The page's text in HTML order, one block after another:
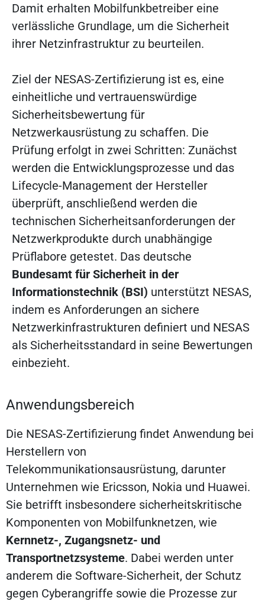
Damit erhalten Mobilfunkbetreiber eine
verlässliche Grundlage, um die Sicherheit
ihrer Netzinfrastruktur zu beurteilen.
Ziel der NESAS-Zertifizierung ist es, eine
einheitliche und vertrauenswürdige
Sicherheitsbewertung für
Netzwerkausrüstung zu schaffen. Die
Prüfung erfolgt in zwei Schritten: Zunächst
werden die Entwicklungsprozesse und das
Lifecycle-Management der Hersteller
überprüft, anschließend werden die
technischen Sicherheitsanforderungen der
Netzwerkprodukte durch unabhängige
Prüflabore getestet. Das deutsche
Bundesamt für Sicherheit in der
Informationstechnik (BSI) unterstützt NESAS,
indem es Anforderungen an sichere
Netzwerkinfrastrukturen definiert und NESAS
als Sicherheitsstandard in seine Bewertungen
einbezieht.
Anwendungsbereich
Die NESAS-Zertifizierung findet Anwendung bei
Herstellern von
Telekommunikationsausrüstung, darunter
Unternehmen wie Ericsson, Nokia und Huawei.
Sie betrifft insbesondere sicherheitskritische
Komponenten von Mobilfunknetzen, wie
Kernnetz-, Zugangsnetz- und
Transportnetzsysteme. Dabei werden unter
anderem die Software-Sicherheit, der Schutz
gegen Cyberangriffe sowie die Prozesse zur